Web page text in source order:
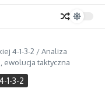
4-1-3-2 /Analiza
ewolucja taktyczna
1-3-2